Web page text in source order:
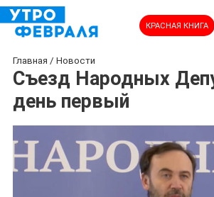
КРАСНАЯ КНИГА
Главная / Новости
Съезд Народных
день первый